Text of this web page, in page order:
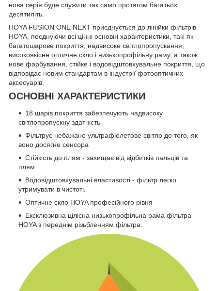
нова серія буде служити так само протягом багатьох
десятиліть.
HOYA FUSION ONE NEXT приєднується до лінійки фільтрів
HOYA, поєднуючи всі цінні основні характеристики, такі як
багатошарове покриття, надвисоке світлопропускання,
високоякісне оптичне скло і низькопрофільну раму, а також
нове фарбування, стійке і водовідштовхувальне покриття, що
відповідає новим стандартам в індустрії фотооптичних
аксесуарів.
ОСНОВНІ ХАРАКТЕРИСТИКИ
18 шарів покриття забезпечують надвисоку
світлопропускну здатність
Фільтрує небажане ультрафіолетове світло до того, як
воно досягне сенсора
Стійкість до плям - захищає від відбитків пальців та
плям
Водовідштовхувальні властивості - фільтр легко
утримувати в чистоті.
Оптичне скло HOYA професійного рівня
Ексклюзивна цілісна низькопрофільна рама фільтра
HOYA з переднім різьбленням фільтра.